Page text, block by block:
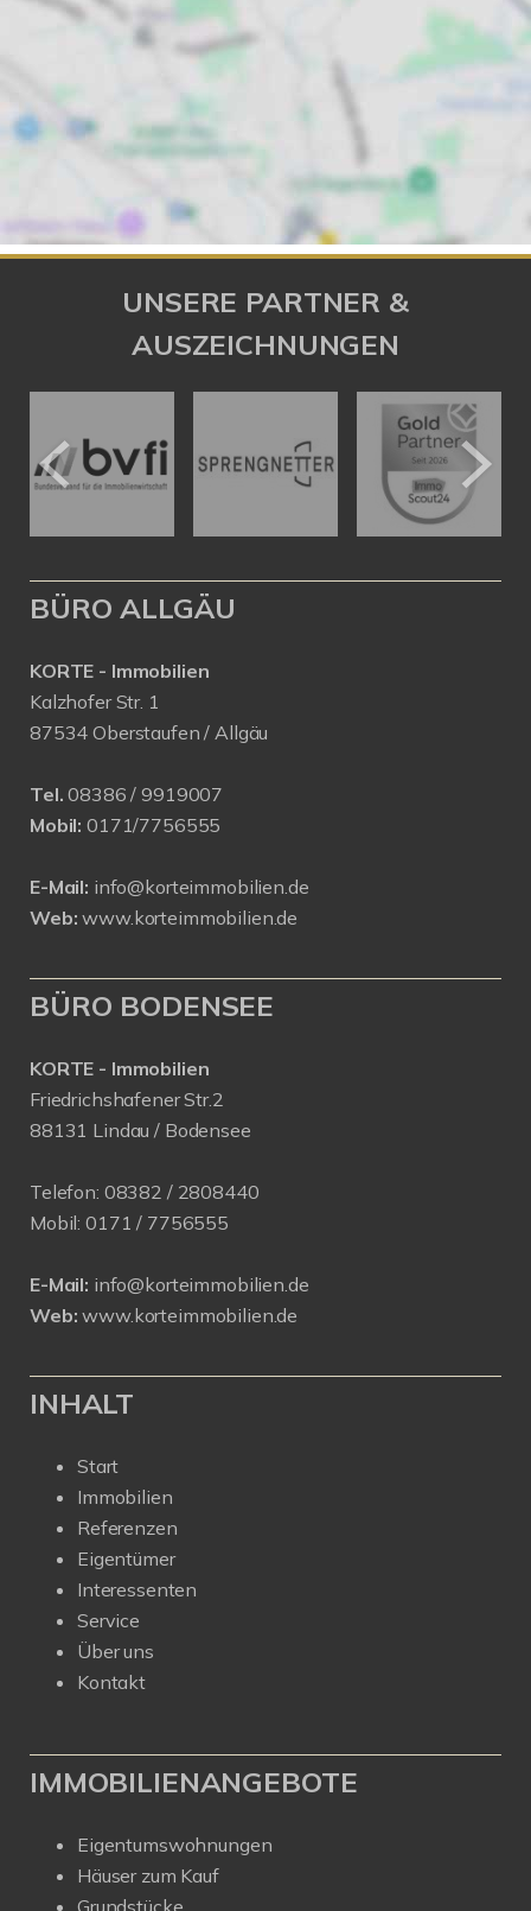
UNSERE PARTNER &
AUSZEICHNUNGEN
BÜRO ALLGÄU
KORTE - Immobilien
Kalzhofer Str. 1
87534 Oberstaufen / Allgäu
Tel. 08386 / 9919007
Mobil: 0171/7756555
E-Mail: info@korteimmobilien.de
Web: www.korteimmobilien.de
BÜRO BODENSEE
KORTE - Immobilien
Friedrichshafener Str.2
88131 Lindau / Bodensee
Telefon: 08382 / 2808440
Mobil: 0171 / 7756555
E-Mail: info@korteimmobilien.de
Web: www.korteimmobilien.de
INHALT
Start
Immobilien
Referenzen
Eigentümer
Interessenten
Service
Über uns
Kontakt
IMMOBILIENANGEBOTE
Eigentumswohnungen
Häuser zum Kauf
Grundstücke